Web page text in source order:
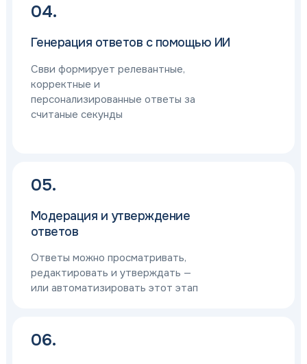
04.
Генерация ответов с помощью ИИ
Свви формирует релевантные,
корректные и
персонализированные ответы за
считаные секунды
05.
Модерация и утверждение
ответов
Ответы можно просматривать,
редактировать и утверждать —
или автоматизировать этот этап
06.